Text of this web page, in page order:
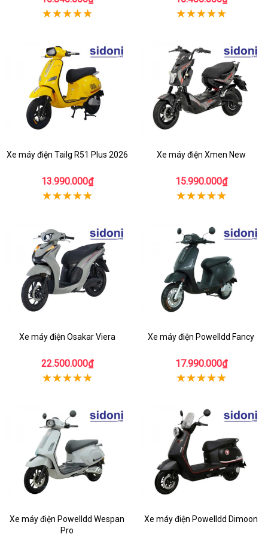
Xe máy điện Tailg R51 Plus 2026
13.990.000₫
Xe máy điện Xmen New
15.990.000₫
Xe máy điện Osakar Viera
22.500.000₫
Xe máy điện Powelldd Fancy
17.990.000₫
Xe máy điện Powelldd Wespan
Pro
Xe máy điện Powelldd Dimoon